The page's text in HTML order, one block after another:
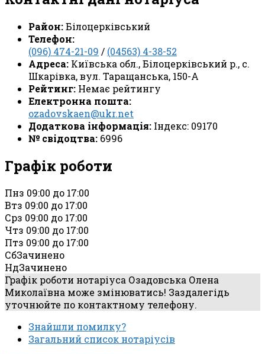
Район:Білоцерківський
Телефон:
(096) 474-21-09 / (04563) 4-38-52
Адреса: Київська обл., Білоцерківський р., с.
Шкарівка, вул. Таращанська, 150-А
Рейтинг: Немає рейтингу
Електронна пошта:
ozadovskaen@ukr.net
Додаткова інформація: Індекс: 09170
№ свідоцтва: 6996
Графік роботи
Пнз 09:00 до 17:00
Втз 09:00 до 17:00
Срз 09:00 до 17:00
Чтз 09:00 до 17:00
Птз 09:00 до 17:00
СбЗачинено
НдЗачинено
Графік роботи нотаріуса Озадовська Олена
Миколаївна може змінюватись! Заздалегідь
уточнюйте по контактному телефону.
Знайшли помилку?
Загальний список нотаріусів